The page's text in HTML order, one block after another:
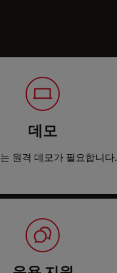
데모
원격 데모가 필요합니다.